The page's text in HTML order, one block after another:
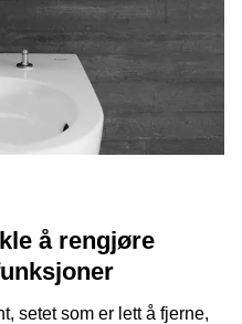
å rengjøre
setet som er lett å fjerne,